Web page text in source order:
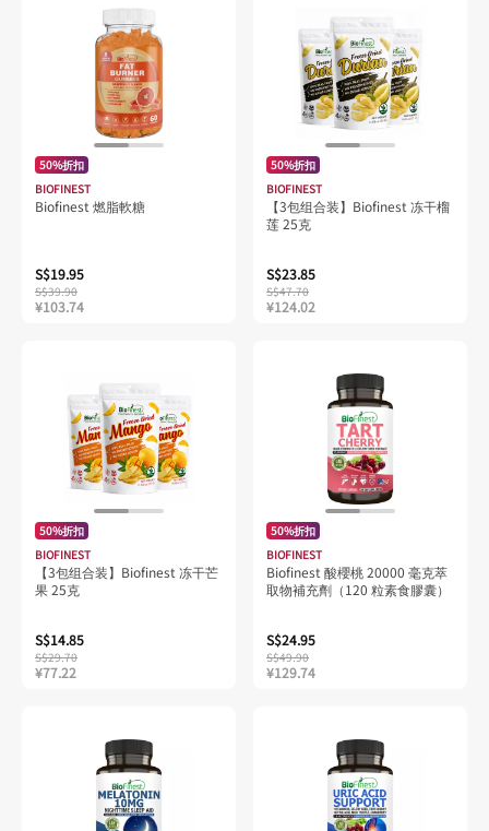
50%折扣
BIOFINEST
Biofinest 燃脂軟糖
S$19.95
S$39.90
¥103.74
50%折扣
BIOFINEST
【3包组合装】Biofinest 冻干榴
莲 25克
S$23.85
S$47.70
¥124.02
50%折扣
BIOFINEST
【3包组合装】Biofinest 冻干芒
果 25克
S$14.85
S$29.70
¥77.22
50%折扣
BIOFINEST
Biofinest 酸櫻桃 20000 毫克萃
取物補充劑（120 粒素食膠囊）
S$24.95
S$49.90
¥129.74